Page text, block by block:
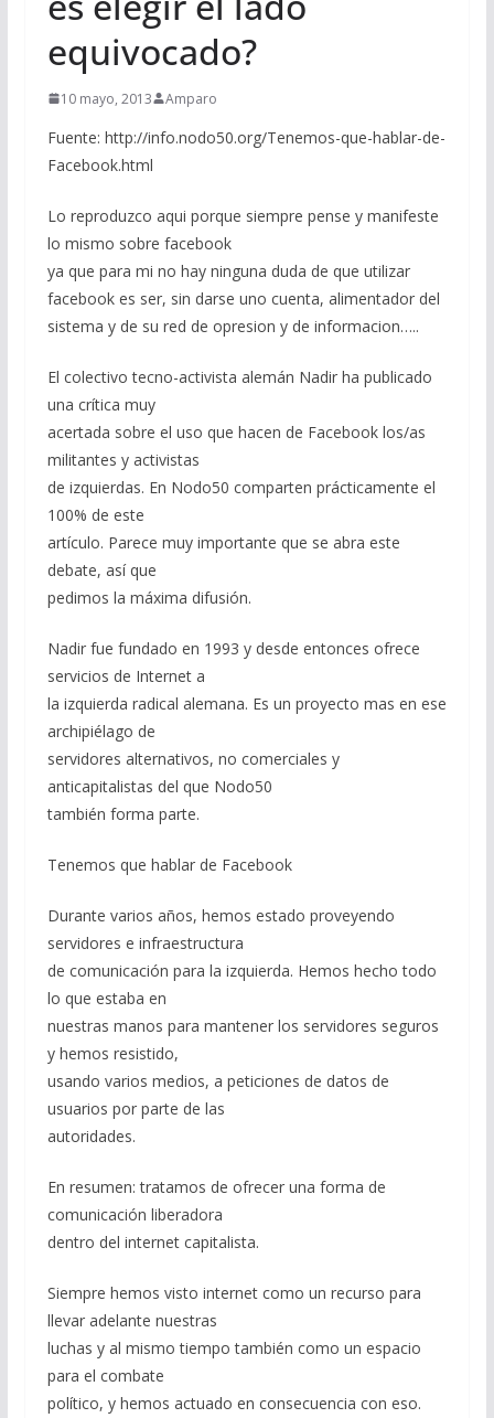
equivocado?
10 mayo, 2013 Amparo
Fuente: http://info.nodo50.org/Tenemos-que-hablar-de-
Facebook.html
Lo reproduzco aqui porque siempre pense y manifeste
lo mismo sobre facebook
ya que para mi no hay ninguna duda de que utilizar
facebook es ser, sin darse uno cuenta, alimentador del
sistema y de su red de opresion y de informacion…..
El colectivo tecno-activista alemán Nadir ha publicado
una crítica muy
acertada sobre el uso que hacen de Facebook los/as
militantes y activistas
de izquierdas. En Nodo50 comparten prácticamente el
100% de este
artículo. Parece muy importante que se abra este
debate, así que
pedimos la máxima difusión.
Nadir fue fundado en 1993 y desde entonces ofrece
servicios de Internet a
la izquierda radical alemana. Es un proyecto mas en ese
archipiélago de
servidores alternativos, no comerciales y
anticapitalistas del que Nodo50
también forma parte.
Tenemos que hablar de Facebook
Durante varios años, hemos estado proveyendo
servidores e infraestructura
de comunicación para la izquierda. Hemos hecho todo
lo que estaba en
nuestras manos para mantener los servidores seguros
y hemos resistido,
usando varios medios, a peticiones de datos de
usuarios por parte de las
autoridades.
En resumen: tratamos de ofrecer una forma de
comunicación liberadora
dentro del internet capitalista.
Siempre hemos visto internet como un recurso para
llevar adelante nuestras
luchas y al mismo tiempo también como un espacio
para el combate
político, y hemos actuado en consecuencia con eso.